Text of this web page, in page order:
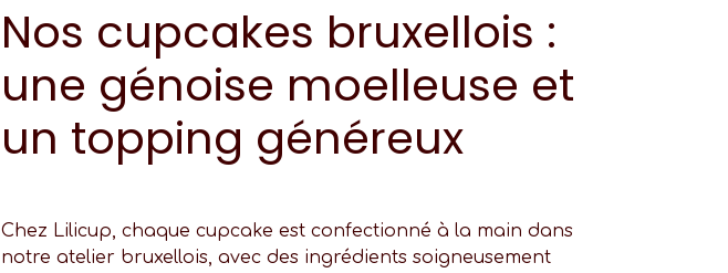
Nos cupcakes bruxellois :
une génoise moelleuse et
un topping généreux
Chez Lilicup, chaque cupcake est confectionné à la main dans
notre atelier bruxellois, avec des ingrédients soigneusement